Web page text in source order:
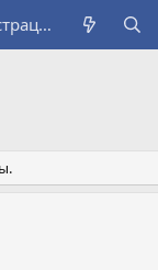
Регистрация